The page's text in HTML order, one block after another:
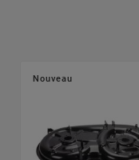
Nouveau